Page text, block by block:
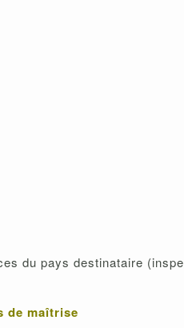
du pays destinataire
de maîtrise